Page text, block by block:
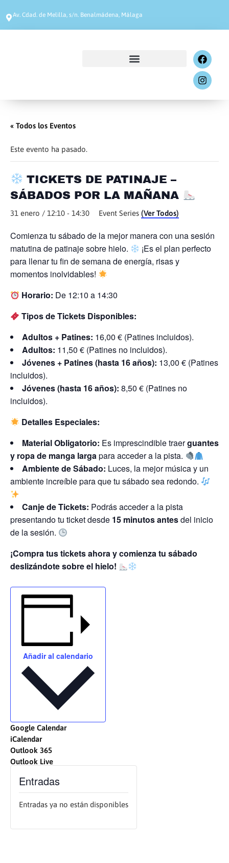
Av. Cdad. de Melilla, s/n. Benalmádena, Málaga
« Todos los Eventos
Este evento ha pasado.
TICKETS DE PATINAJE –
SÁBADOS POR LA MAÑANA
31 enero / 12:10 - 14:30 Event Series (Ver Todos)
Comienza tu sábado de la mejor manera con una sesión
matutina de patinaje sobre hielo.
¡Es el plan perfecto
para llenar tu fin de semana de energía, risas y
momentos inolvidables!
Horario: De 12:10 a 14:30
Tipos de Tickets Disponibles:
Adultos + Patines: 16,00 € (Patines incluidos).
Adultos: 11,50 € (Patines no incluidos).
Jóvenes + Patines (hasta 16 años): 13,00 € (Patines
incluidos).
Jóvenes (hasta 16 años): 8,50 € (Patines no
incluidos).
Detalles Especiales:
Material Obligatorio: Es imprescindible traerguantes
y ropa de manga largapara acceder a la pista.
Ambiente de Sábado: Luces, la mejor música y un
ambiente increíble para que tu sábado sea redondo.
Canje de Tickets: Podrás acceder a la pista
presentando tu ticket desde 15 minutos antesdel inicio
de la sesión.
¡Compra tus tickets ahora y comienza tu sábado
deslizándote sobre el hielo!
Añadir al calendario
Google Calendar
iCalendar
Outlook 365
Outlook Live
Entradas
Entradas ya no están disponibles